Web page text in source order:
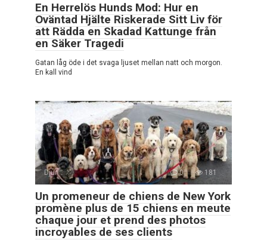
En Herrelös Hunds Mod: Hur en
Oväntad Hjälte Riskerade Sitt Liv för
att Rädda en Skadad Kattunge från
en Säker Tragedi
Gatan låg öde i det svaga ljuset mellan natt och morgon.
En kall vind
Djur 0 181
Un promeneur de chiens de New York
promène plus de 15 chiens en meute
chaque jour et prend des photos
incroyables de ses clients